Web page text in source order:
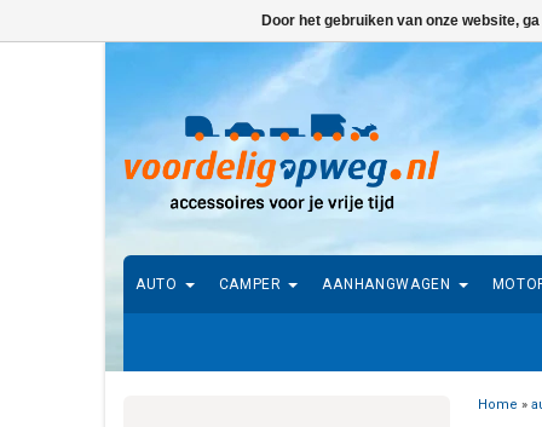
AUTO CAMPER AANHANGWAGEN
Home »
Door het gebruiken van onze website,